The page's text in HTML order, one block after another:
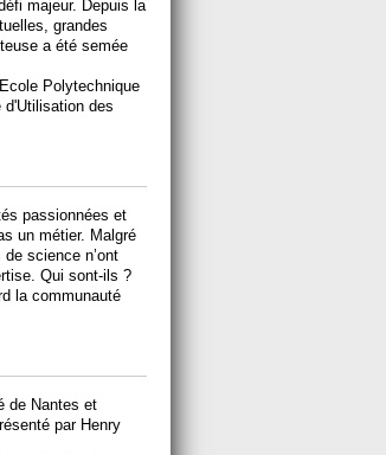
majeur. Depuis la
grandes
a été semée
Polytechnique
d'Utilisation des
passionnées et
un métier. Malgré
science n’ont
Qui sont-ils ?
la communauté
de Nantes et
par Henry